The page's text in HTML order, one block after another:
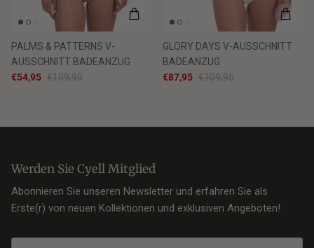
PALMS & PATTERNS V-
AUSSCHNITT BADEANZUG
€54,95 €109,95
GLORY DAYS V-AUSSCHNITT
BADEANZUG
€87,95 €109,95
Werden Sie Cyell Mitglied
Abonnieren Sie unseren Newsletter und erfahren Sie als
Erste(r) von neuen Kollektionen und exklusiven Angeboten!